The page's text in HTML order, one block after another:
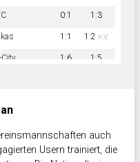
0:1 1:3
1:1 1:2 n.V.
City 1:6 1:5
auch
Usern trainiert, die